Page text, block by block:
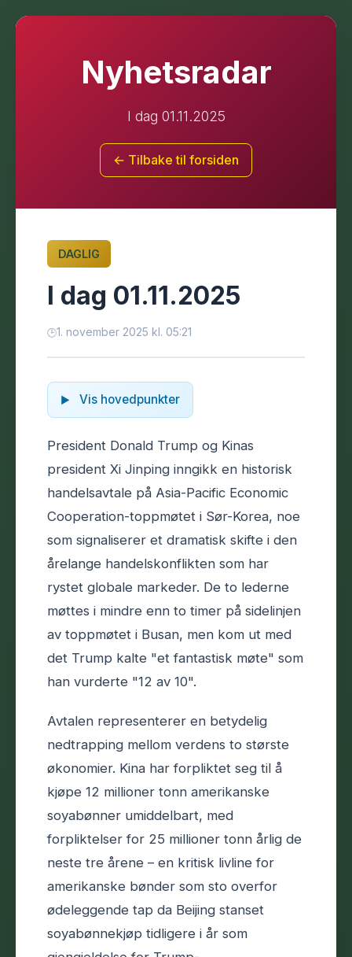
Nyhetsradar
I dag 01.11.2025
← Tilbake til forsiden
DAGLIG
I dag 01.11.2025
1. november 2025 kl. 05:21
Vis hovedpunkter
President Donald Trump og Kinas
president Xi Jinping inngikk en historisk
handelsavtale på Asia-Pacific Economic
Cooperation-toppmøtet i Sør-Korea, noe
som signaliserer et dramatisk skifte i den
årelange handelskonflikten som har
rystet globale markeder. De to lederne
møttes i mindre enn to timer på sidelinjen
av toppmøtet i Busan, men kom ut med
det Trump kalte "et fantastisk møte" som
han vurderte "12 av 10".
Avtalen representerer en betydelig
nedtrapping mellom verdens to største
økonomier. Kina har forpliktet seg til å
kjøpe 12 millioner tonn amerikanske
soyabønner umiddelbart, med
forpliktelser for 25 millioner tonn årlig de
neste tre årene – en kritisk livline for
amerikanske bønder som sto overfor
ødeleggende tap da Beijing stanset
soyabønnekjøp tidligere i år som